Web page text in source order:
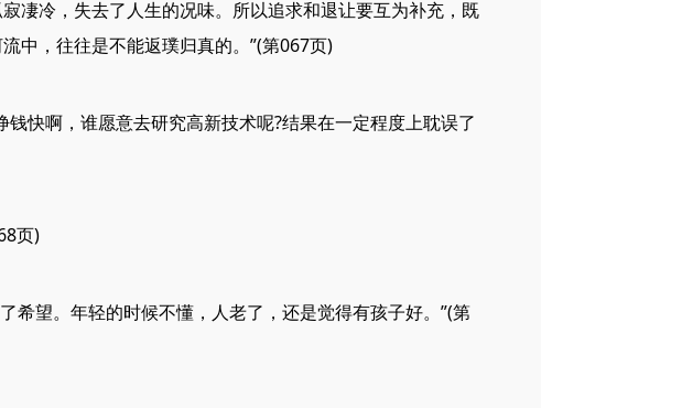
凄冷，失去了人生的况味。所以追求和退让要互为补充，既
中，往往是不能返璞归真的。”(第067页)
快啊，谁愿意去研究高新技术呢?结果在一定程度上耽误了
页)
望。年轻的时候不懂，人老了，还是觉得有孩子好。”(第